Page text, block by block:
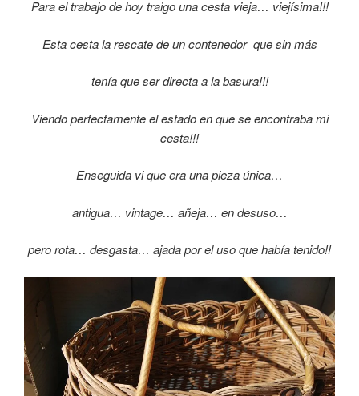
Para el trabajo de hoy traigo una cesta vieja… viejísima!!!
Esta cesta la rescate de un contenedor que sin más
tenía que ser directa a la basura!!!
Viendo perfectamente el estado en que se encontraba mi
cesta!!!
Enseguida vi que era una pieza única…
antigua… vintage… añeja… en desuso…
pero rota… desgasta… ajada por el uso que había tenido!!